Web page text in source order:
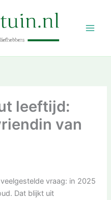
leeftijd:
van
vraag: in 2025
Dat blijkt uit